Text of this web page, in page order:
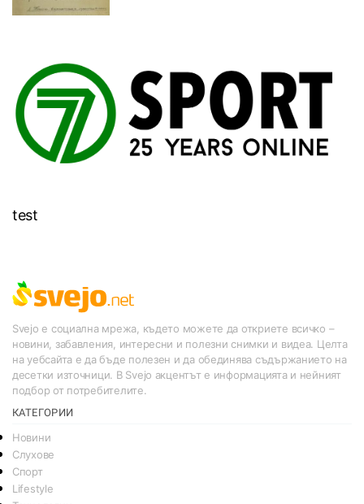
test
Svejo е социална мрежа, където можете да откриете всичко –
новини, забавления, интересни и полезни снимки и видеа. Целта
на уебсайта е да бъде полезен и да обединява съдържанието на
десетки източници. В Svejo акцентът е информацията и нейният
подбор от потребителите.
КАТЕГОРИИ
Новини
Слухове
Спорт
Lifestyle